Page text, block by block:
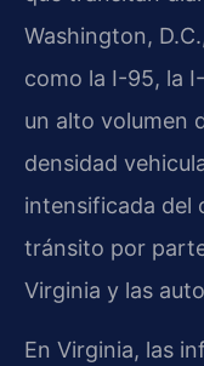
Washington,
como la I-95, la
un alto volumen
densidad
intensificada del
tránsito por
Virginia y las
En Virginia, las